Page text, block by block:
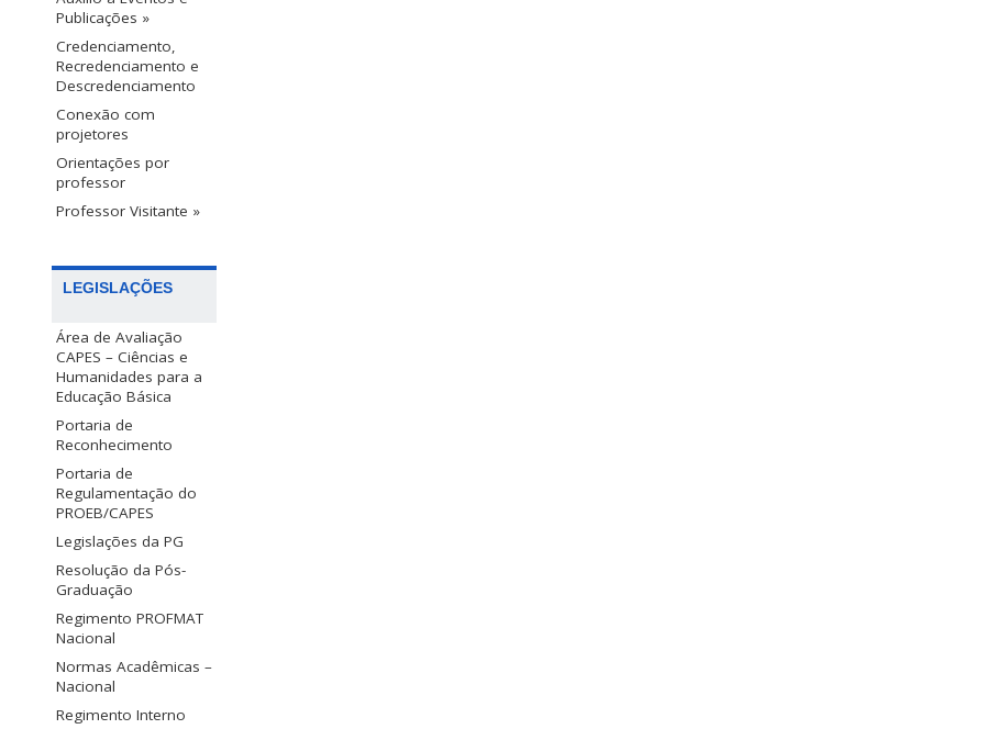
Publicações »
Credenciamento,
Recredenciamento e
Descredenciamento
Conexão com
projetores
Orientações por
professor
Professor Visitante »
LEGISLAÇÕES
Área de Avaliação
CAPES – Ciências e
Humanidades para a
Educação Básica
Portaria de
Reconhecimento
Portaria de
Regulamentação do
PROEB/CAPES
Legislações da PG
Resolução da Pós-
Graduação
Regimento PROFMAT
Nacional
Normas Acadêmicas –
Nacional
Regimento Interno